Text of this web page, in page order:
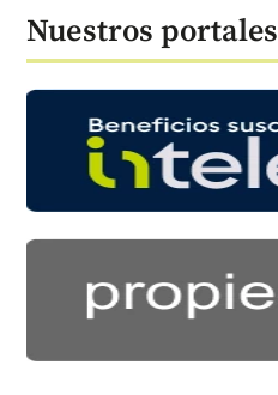
Nuestros portales